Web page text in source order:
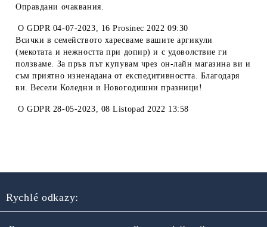
Оправдани очаквания.
OGDPR 04-07-2023, 16 Prosinec 2022 09:30
Всички в семейството харесваме вашите аргикули
(мекотата и нежността при допир) и с удоволствие ги
ползваме. За пръв път купувам чрез он-лайн магазина ви и
съм приятно изненадана от експедитивността. Благодаря
ви. Весели Коледни и Новогодишни празници!
OGDPR 28-05-2023, 08 Listopad 2022 13:58
Rychlé odkazy: